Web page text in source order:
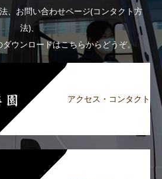
、お問い合わせページ(コンタクト方
法)、
ウンロードはこちらからどうぞ。
アクセス・コンタクト